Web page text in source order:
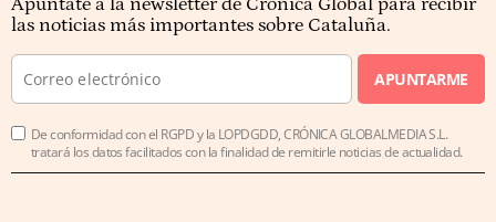
Apúntate a la newsletter de Crónica Global para recibir
las noticias más importantes sobre Cataluña.
APUNTARME
De conformidad con el RGPD y la LOPDGDD, CRÓNICA GLOBALMEDIA S.L.
tratará los datos facilitados con la finalidad de remitirle noticias de actualidad.